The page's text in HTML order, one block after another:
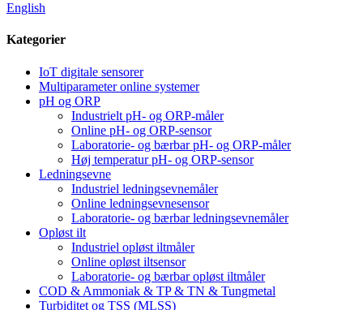
English
Kategorier
IoT digitale sensorer
Multiparameter online systemer
pH og ORP
Industrielt pH- og ORP-måler
Online pH- og ORP-sensor
Laboratorie- og bærbar pH- og ORP-måler
Høj temperatur pH- og ORP-sensor
Ledningsevne
Industriel ledningsevnemåler
Online ledningsevnesensor
Laboratorie- og bærbar ledningsevnemåler
Opløst ilt
Industriel opløst iltmåler
Online opløst iltsensor
Laboratorie- og bærbar opløst iltmåler
COD & Ammoniak & TP & TN & Tungmetal
Turbiditet og TSS (MLSS)